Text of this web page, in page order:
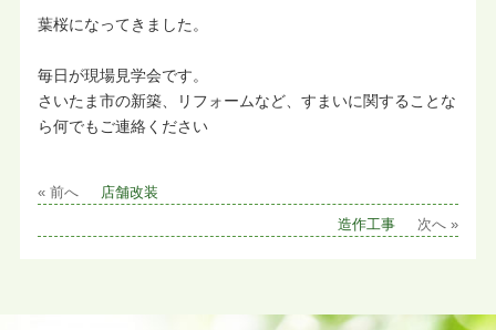
葉桜になってきました。
毎日が現場見学会です。
さいたま市の新築、リフォームなど、すまいに関することな
ら何でもご連絡ください
« 前へ 店舗改装
造作工事 次へ »